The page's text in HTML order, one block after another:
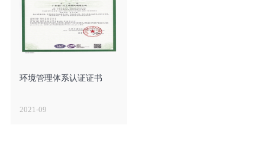
环境管理体系认证证书
2021-09